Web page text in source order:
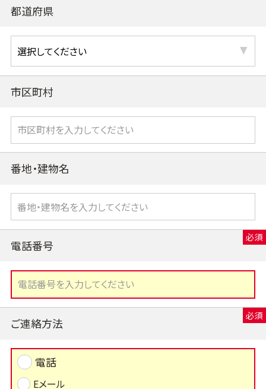
都道府県
市区町村
番地・建物名
電話番号
ご連絡方法
電話
Eメール